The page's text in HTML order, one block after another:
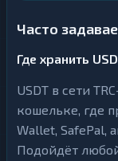
Часто
Где хранить
USDT в сети
кошельке, где
Wallet, SafePal,
Подойдёт